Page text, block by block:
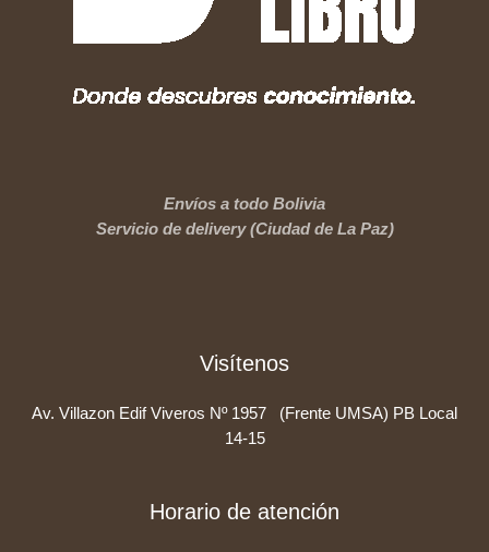
Envíos a todo Bolivia
Servicio de delivery (Ciudad de La Paz)
Visítenos
Av. Villazon Edif Viveros Nº 1957 (Frente UMSA) PB Local
14-15
Horario de atención